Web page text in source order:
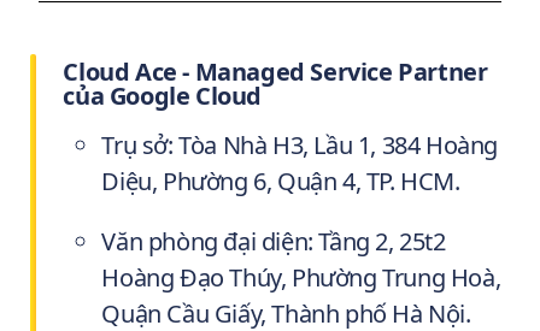
Cloud Ace - Managed Service Partner
của Google Cloud
Trụ sở: Tòa Nhà H3, Lầu 1, 384 Hoàng
Diệu, Phường 6, Quận 4, TP. HCM.
Văn phòng đại diện: Tầng 2, 25t2
Hoàng Đạo Thúy, Phường Trung Hoà,
Quận Cầu Giấy, Thành phố Hà Nội.